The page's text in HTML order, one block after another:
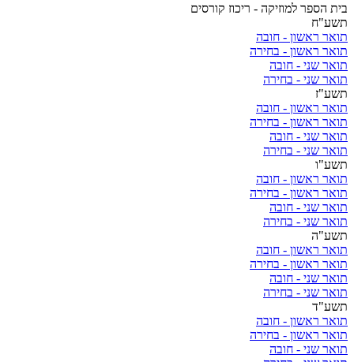
בית הספר למוזיקה - ריכוז קורסים
תשע"ח
תואר ראשון - חובה
תואר ראשון - בחירה
תואר שני - חובה
תואר שני - בחירה
תשע"ז
תואר ראשון - חובה
תואר ראשון - בחירה
תואר שני - חובה
תואר שני - בחירה
תשע"ו
תואר ראשון - חובה
תואר ראשון - בחירה
תואר שני - חובה
תואר שני - בחירה
תשע"ה
תואר ראשון - חובה
תואר ראשון - בחירה
תואר שני - חובה
תואר שני - בחירה
תשע"ד
תואר ראשון - חובה
תואר ראשון - בחירה
תואר שני - חובה